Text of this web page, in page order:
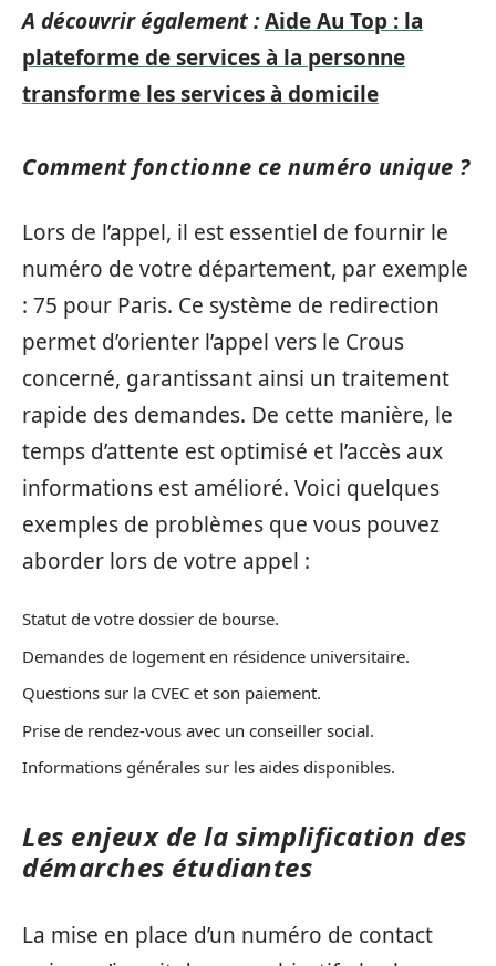
A découvrir également :Aide Au Top : la
plateforme de services à la personne
transforme les services à domicile
Comment fonctionne ce numéro unique ?
Lors de l’appel, il est essentiel de fournir le
numéro de votre département, par exemple
: 75 pour Paris. Ce système de redirection
permet d’orienter l’appel vers le Crous
concerné, garantissant ainsi un traitement
rapide des demandes. De cette manière, le
temps d’attente est optimisé et l’accès aux
informations est amélioré. Voici quelques
exemples de problèmes que vous pouvez
aborder lors de votre appel :
Statut de votre dossier de bourse.
Demandes de logement en résidence universitaire.
Questions sur la CVEC et son paiement.
Prise de rendez-vous avec un conseiller social.
Informations générales sur les aides disponibles.
Les enjeux de la simplification des
démarches étudiantes
La mise en place d’un numéro de contact